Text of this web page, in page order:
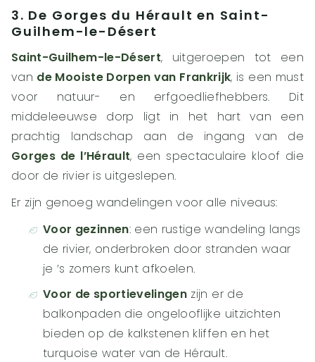
3. De Gorges du Hérault en Saint-
Guilhem-le-Désert
Saint-Guilhem-le-Désert, uitgeroepen tot een
van de Mooiste Dorpen van Frankrijk, is een must
voor natuur- en erfgoedliefhebbers. Dit
middeleeuwse dorp ligt in het hart van een
prachtig landschap aan de ingang van de
Gorges de l’Hérault, een spectaculaire kloof die
door de rivier is uitgeslepen.
Er zijn genoeg wandelingen voor alle niveaus:
Voor gezinnen: een rustige wandeling langs
de rivier, onderbroken door stranden waar
je ’s zomers kunt afkoelen.
Voor de sportievelingen zijn er de
balkonpaden die ongelooflijke uitzichten
bieden op de kalkstenen kliffen en het
turquoise water van de Hérault.